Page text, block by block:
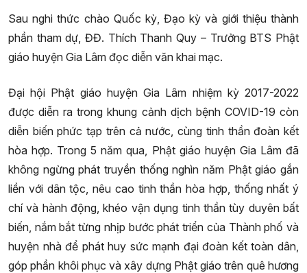
Sau nghi thức chào Quốc kỳ, Đạo kỳ và giới thiệu thành
phần tham dự, ĐĐ. Thích Thanh Quy – Trưởng BTS Phật
giáo huyện Gia Lâm đọc diễn văn khai mạc.
Đại hội Phật giáo huyện Gia Lâm nhiệm kỳ 2017-2022
được diễn ra trong khung cảnh dịch bệnh COVID-19 còn
diễn biến phức tạp trên cả nước, cùng tinh thần đoàn kết
hòa hợp. Trong 5 năm qua, Phật giáo huyện Gia Lâm đã
không ngừng phát truyền thống nghìn năm Phật giáo gắn
liền với dân tộc, nêu cao tinh thần hòa hợp, thống nhất ý
chí và hành động, khéo vận dụng tinh thần tùy duyên bất
biến, nắm bắt từng nhịp bước phát triển của Thành phố và
huyện nhà để phát huy sức mạnh đại đoàn kết toàn dân,
góp phần khôi phục và xây dựng Phật giáo trên quê hương